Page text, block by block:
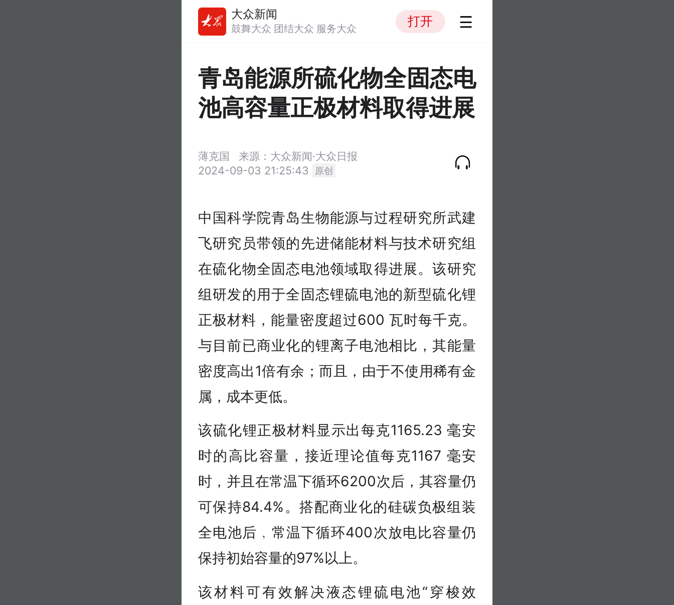
大众新闻
鼓舞大众 团结大众 服务大众 打开
青岛能源所硫化物全固态电
池高容量正极材料取得进展
薄克国
来源：大众新闻·大众日报
2024-09-03 21:25:43
原创
中国科学院青岛生物能源与过程研究所武建
飞研究员带领的先进储能材料与技术研究组
在硫化物全固态电池领域取得进展。该研究
组研发的用于全固态锂硫电池的新型硫化锂
正极材料，能量密度超过600 瓦时每千克。
与目前已商业化的锂离子电池相比，其能量
密度高出1倍有余；而且，由于不使用稀有金
属，成本更低。
该硫化锂正极材料显示出每克1165.23 毫安
时的高比容量，接近理论值每克1167 毫安
时，并且在常温下循环6200次后，其容量仍
可保持84.4%。搭配商业化的硅碳负极组装
全电池后﹐常温下循环400次放电比容量仍
保持初始容量的97%以上。
该材料可有效解决液态锂硫电池“穿梭效